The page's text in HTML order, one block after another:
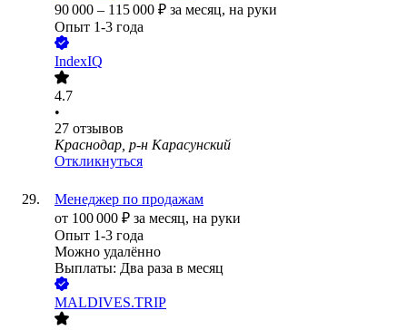
90 000 – 115 000 ₽ за месяц, на руки
Опыт 1-3 года
IndexIQ
4.7
•
27 отзывов
Краснодар, р-н Карасунский
Откликнуться
Менеджер по продажам
от 100 000 ₽ за месяц, на руки
Опыт 1-3 года
Можно удалённо
Выплаты: Два раза в месяц
MALDIVES.TRIP